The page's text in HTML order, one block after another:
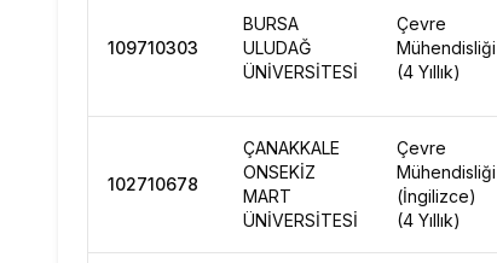
109710303
BURSA
ULUDAĞ
ÜNİVERSİTESİ
Çevre
Mühendisliği
(4 Yıllık)
102710678
ÇANAKKALE
ONSEKİZ
MART
ÜNİVERSİTESİ
Çevre
Mühendisliği
(İngilizce)
(4 Yıllık)